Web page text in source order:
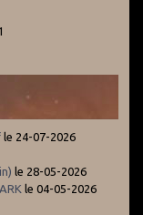
le 24-07-2026
le 28-05-2026
le 04-05-2026